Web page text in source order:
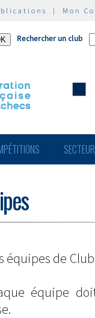
| Mon
Rechercher un club
équipes de
équipe